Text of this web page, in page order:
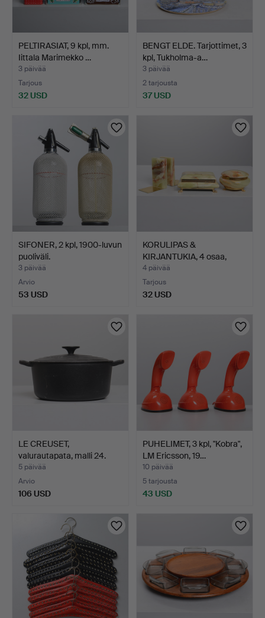
PELTIRASIAT, 9 kpl, mm.
Iittala Marimekko …
3 päivää
Tarjous
32 USD
BENGT ELDE. Tarjottimet, 3
kpl, Tukholma-a…
3 päivää
2 tarjousta
37 USD
SIFONER, 2 kpl, 1900-luvun
puoliväli.
3 päivää
Arvio
53 USD
KORULIPAS &
KIRJANTUKIA, 4 osaa,
onyksia, …
4 päivää
Tarjous
32 USD
LE CREUSET,
valurautapata, malli 24.
5 päivää
Arvio
106 USD
PUHELIMET, 3 kpl, "Kobra",
LM Ericsson, 19…
10 päivää
5 tarjousta
43 USD